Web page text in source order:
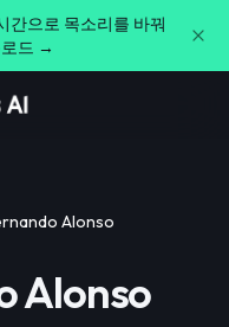
간으로 목소리를 바꿔
로드 →
Alonso
Alonso